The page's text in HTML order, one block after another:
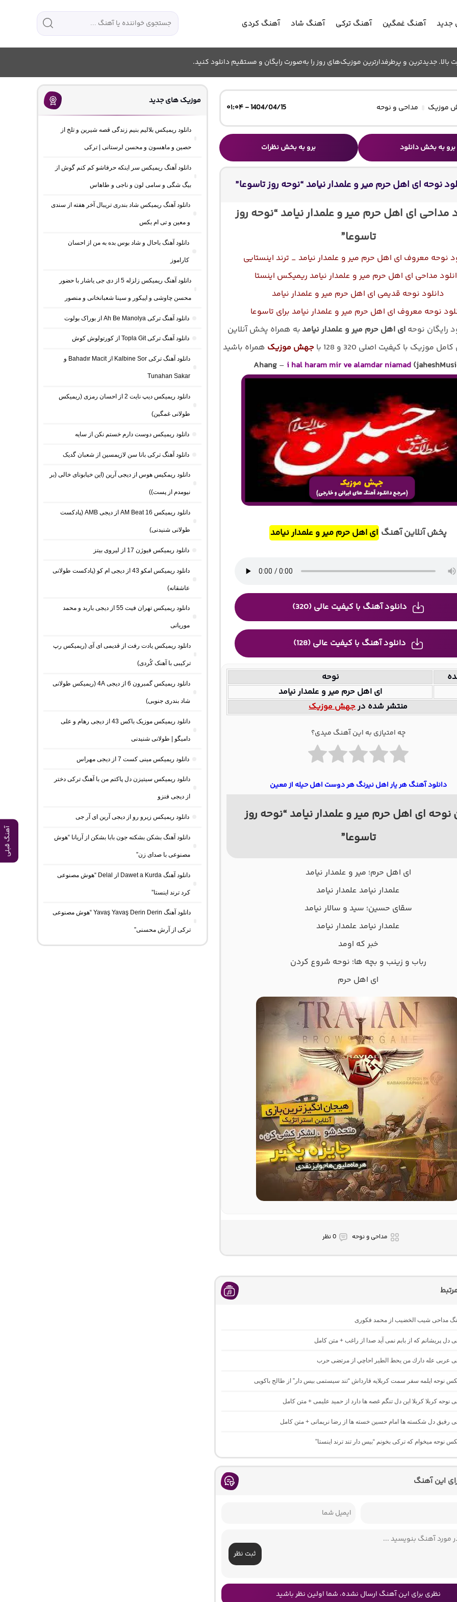
آهنگ قبلی
جدید آهنگ غمگین آهنگ ترکی آهنگ شاد آهنگ کردی
جدیدترین و پرطرفدارترین موزیک‌های روز را به‌صورت رایگان و مستقیم دانلود کنید.
موزیک مداحی و نوحه 1404/04/15 - ۰۱:۰۴
برو به بخش دانلود برو به بخش نظرات
نوحه ای اهل حرم میر و علمدار نیامد “نوحه روز تاسوعا”
مداحی ای اهل حرم میر و علمدار نیامد “نوحه روز
تاسوعا”
نوحه معروف ای اهل حرم میر و علمدار نیامد _ ترند اینستایی
مداحی ای اهل حرم میر و علمدار نیامد ریمیکس اینستا
دانلود نوحه قدیمی ای اهل حرم میر و علمدار نیامد
نوحه معروف ای اهل حرم میر و علمدار نیامد برای تاسوعا
رایگان نوحه ای اهل حرم میر و علمدار نیامدبه همراه پخش آنلاین
موزیک با کیفیت اصلی 320 و 128 با
جهش موزیک همراه باشید
Ahang – i hal haram mir ve alamdar niamad
پخش آنلاین آهنگ ای اهل حرم میر و علمدار نیامد
دانلود آهنگ با کیفیت عالی (320)
دانلود آهنگ با کیفیت عالی (128)
نوحه
ای اهل حرم میر و علمدار نیامد
منتشر شده درجهش موزیک
چه امتیازی به این آهنگ میدی؟
دانلود آهنگ هر یار اهل نیرنگ هر دوست اهل حیله از معین
نوحه ای اهل حرم میر و علمدار نیامد “نوحه روز
تاسوعا”
ای اهل حرم؛ میر و علمدار نیامد
علمدار نیامد علمدار نیامد
سقای حسین؛ سید و سالار نیامد
علمدار نیامد علمدار نیامد
خبر که اومد
رباب و زینب و بچه ها؛ نوحه شروع کردن
ای اهل حرم
مداحی و نوحه 0 نظر
مداحی شیب الخضیب از محمد فکوری
دل پریشانم که از بابم نمی آید صدا از راغب + متن کامل
عربی عله دارك من يحط الطير احاچي از مرتضی حرب
نوحه ایلمه سفر سمت کربلایه قارداش “تند سیستمی بیس دار” از طالح باکویی
نوحه کربلا کربلا این دل تنگم غصه ها دارد از حمید علیمی + متن کامل
رفیق دل شکسته ها امام حسین خسته ها از رضا نریمانی + متن کامل
نوحه میخوام که ترکی بخونم “بیس دار تند ترند اینستا”
این آهنگ
ثبت نظر
نظری برای این آهنگ ارسال نشده، شما اولین نظر باشید
موزیک های جدید
دانلود ریمیکس بلالیم بنیم زندگی قصه شیرین و تلخ از
حصین و ماهسون و محسن لرستانی | ترکی
دانلود آهنگ ریمیکس سر اینکه حرفاشو کم کنم گوش از
بیگ شگی و سامی لون و ناجی و طاهاس
دانلود آهنگ ریمیکس شاد بندری تریبال آخر هفته از سندی
و معین و تی ام بکس
دانلود آهنگ باحال و شاد بوس بده به من از احسان
کاراموز
دانلود آهنگ ریمیکس زلزله 5 از دی جی یاشار با حضور
محسن چاوشی و اپیکور و سینا شعبانخانی و منصور
دانلود آهنگ ترکی Ah Be Manolya از بوراک بولوت
دانلود آهنگ ترکی Topla Git از کورتولوش کوش
دانلود آهنگ ترکی Kalbine Sor از Bahadır Macit و
Tunahan Sakar
دانلود ریمیکس دیپ نایت 2 از احسان رمزی (ریمیکس
طولانی غمگین)
دانلود ریمیکس دوست دارم خستم نکن از سایه
دانلود آهنگ ترکی بانا سن لازیمسین از شعبان گدیک
دانلود ریمکیس هوس از دیجی آرین (این خیابونای خالی (بر
نیومدم از پست))
دانلود ریمیکس AM Beat 16 از دیجی AMB (پادکست
طولانی شنیدنی)
دانلود ریمیکس فیوژن 17 از لیروی بیتز
دانلود ریمیکس امکو 43 از دیجی ام کو (پادکست طولانی
عاشقانه)
دانلود ریمیکس تهران فیت 55 از دیجی باربد و محمد
موریانی
دانلود ریمیکس یادت رفت از قدیمی ای آی (ریمیکس رپ
ترکیبی با آهنک کُردی)
دانلود ریمیکس گمبرون 6 از دیجی 4A (ریمیکس طولانی
شاد بندری جنوبی)
دانلود ریمیکس موزیک باکس 43 از دیجی رهام و علی
دامیگو | طولانی شنیدنی
دانلود ریمیکس مینی کست 7 از دیجی مهراس
دانلود ریمیکس سیتیزن دل پاکتم من با آهنگ ترکی دختر
از دیجی فنزو
دانلود ریمیکس زیرو رو از دیجی آرین ای آر جی
دانلود آهنگ بشکن بشکنه جون بابا بشکن از آریانا “هوش
مصنوعی با صدای زن”
دانلود آهنگ Dawet a Kurda از Delal “هوش مصنوعی
کرد ترند اینستا”
دانلود آهنگ Yavaş Yavaş Derin Derin “هوش مصنوعی
ترکی از آرش محسنی”